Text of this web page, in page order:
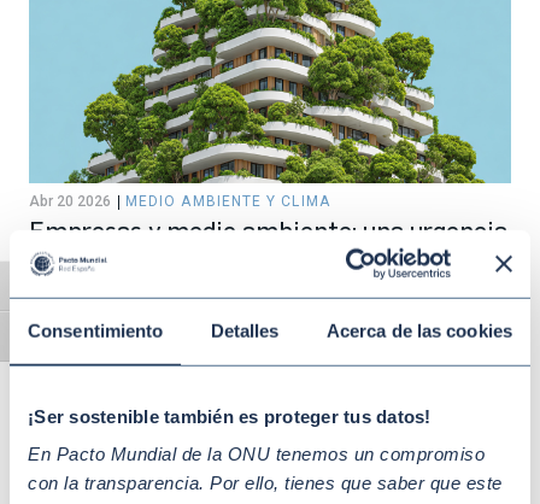
Consentimiento Detalles Acerca de las cookies
¡Ser sostenible también es proteger tus datos!
En Pacto Mundial de la ONU tenemos un compromiso
con la transparencia. Por ello, tienes que saber que este
Alternar alto contraste
Alternar tamaño de letra
Abr 20 2026 MEDIO AMBIENTE Y CLIMA
Empresas y medio ambiente: una urgencia
inmediata ante el cambio climático